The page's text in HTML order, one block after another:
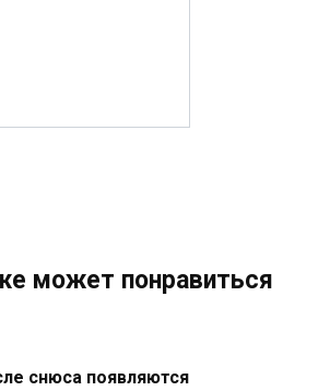
может понравиться
снюса появляются